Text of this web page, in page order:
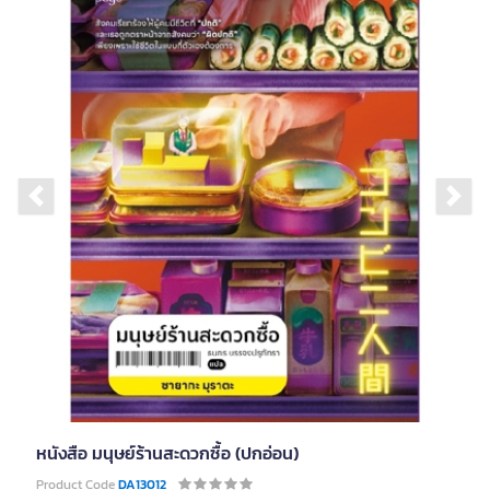
Previous slide
หนังสือ มนุษย์ร้านสะดวกซื้อ (ปกอ่อน)
Product CodeDA13012